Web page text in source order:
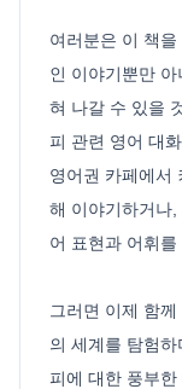
여러분은 이 책
인 이야기뿐만
혀 나갈 수 있을
피 관련 영어 대
영어권 카페에서
해 이야기하거나
어 표현과 어휘
그러면 이제 함
의 세계를 탐험
피에 대한 풍부